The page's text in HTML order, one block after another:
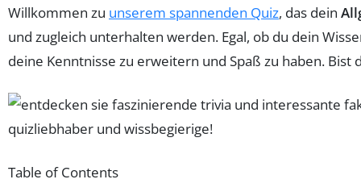
Willkommen zu unserem spannenden Quiz, das dein
und zugleich unterhalten werden. Egal, ob du dein
deine Kenntnisse zu erweitern und Spaß zu haben.
Table of Contents